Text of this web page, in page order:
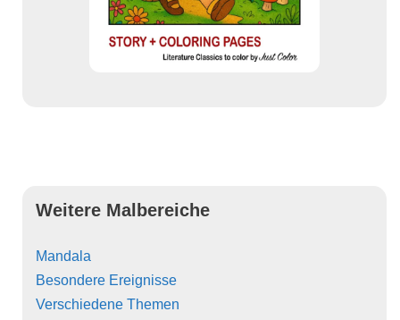
Weitere Malbereiche
Mandala
Besondere Ereignisse
Verschiedene Themen